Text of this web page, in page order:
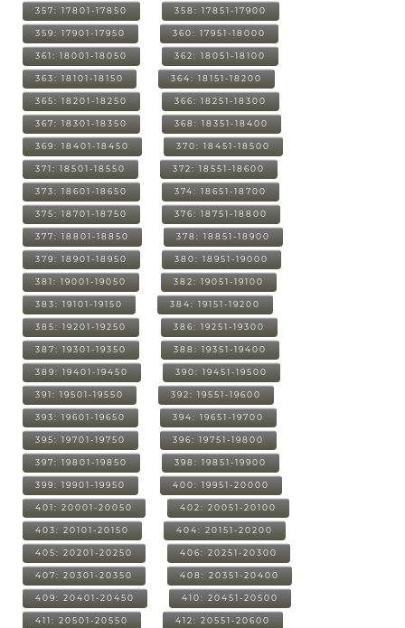
357: 17801-17850 358: 17851-17900
359: 17901-17950 360: 17951-18000
361: 18001-18050 362: 18051-18100
363: 18101-18150 364: 18151-18200
365: 18201-18250 366: 18251-18300
367: 18301-18350 368: 18351-18400
369: 18401-18450 370: 18451-18500
371: 18501-18550 372: 18551-18600
373: 18601-18650 374: 18651-18700
375: 18701-18750 376: 18751-18800
377: 18801-18850 378: 18851-18900
379: 18901-18950 380: 18951-19000
381: 19001-19050 382: 19051-19100
383: 19101-19150 384: 19151-19200
385: 19201-19250 386: 19251-19300
387: 19301-19350 388: 19351-19400
389: 19401-19450 390: 19451-19500
391: 19501-19550 392: 19551-19600
393: 19601-19650 394: 19651-19700
395: 19701-19750 396: 19751-19800
397: 19801-19850 398: 19851-19900
399: 19901-19950 400: 19951-20000
401: 20001-20050 402: 20051-20100
403: 20101-20150 404: 20151-20200
405: 20201-20250 406: 20251-20300
407: 20301-20350 408: 20351-20400
409: 20401-20450 410: 20451-20500
411: 20501-20550 412: 20551-20600